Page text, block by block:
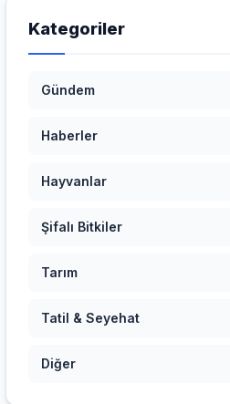
Kategoriler
Gündem
Haberler
Hayvanlar
Şifalı Bitkiler
Tarım
Tatil & Seyehat
Diğer